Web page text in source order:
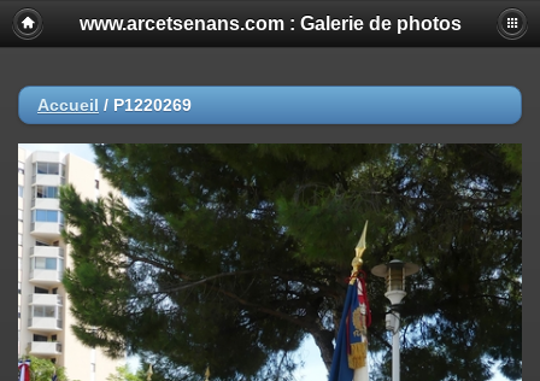
www.arcetsenans.com : Galerie de photos
Accueil / P1220269